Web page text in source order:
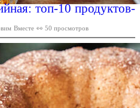
топ-10 продуктов-
Вместе 👀 50 просмотров